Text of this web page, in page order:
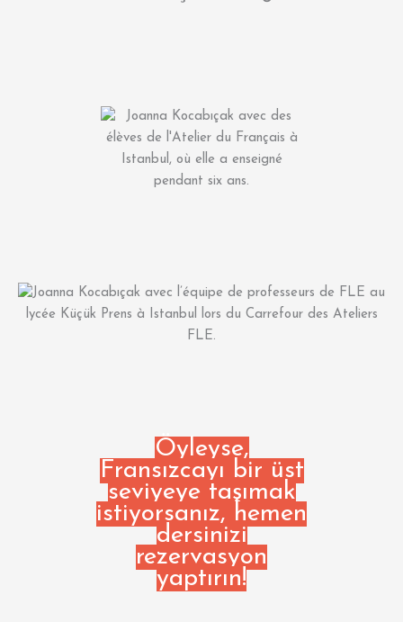
Öyleyse,
Fransızcayı bir üst
seviyeye taşımak
istiyorsanız, hemen
dersinizi
rezervasyon
yaptırın!